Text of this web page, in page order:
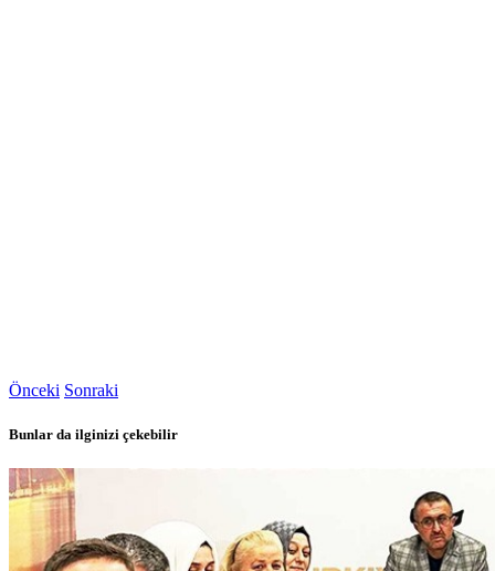
Önceki Sonraki
Bunlar da ilginizi çekebilir